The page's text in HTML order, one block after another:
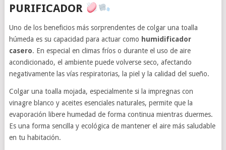
PURIFICADOR
Uno de los beneficios más sorprendentes de colgar una toalla
húmeda es su capacidad para actuar como humidificador
casero. En especial en climas fríos o durante el uso de aire
acondicionado, el ambiente puede volverse seco, afectando
negativamente las vías respiratorias, la piel y la calidad del sueño.
Colgar una toalla mojada, especialmente si la impregnas con
vinagre blanco y aceites esenciales naturales, permite que la
evaporación libere humedad de forma continua mientras duermes.
Es una forma sencilla y ecológica de mantener el aire más saludable
en tu habitación.